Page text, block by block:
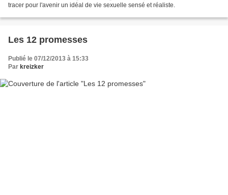
tracer pour l'avenir un idéal de vie sexuelle sensé et réaliste.
Les 12 promesses
Publié le 07/12/2013 à 15:33
Par kreizker